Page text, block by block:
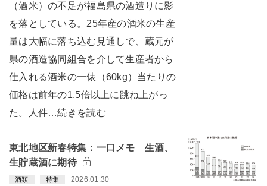
（酒米）の不足が福島県の酒造りに影
を落としている。25年産の酒米の生産
量は大幅に落ち込む見通しで、蔵元が
県の酒造協同組合を介して生産者から
仕入れる酒米の一俵（60kg）当たりの
価格は前年の1.5倍以上に跳ね上がっ
た。人件…続きを読む
東北地区新春特集：一口メモ 生酒、
生貯蔵酒に期待
酒類 特集 2026.01.30